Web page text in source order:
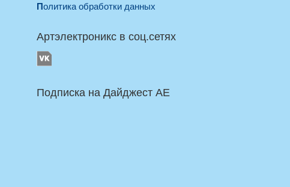
Политика обработки данных
Артэлектроникс в соц.сетях
Подписка на Дайджест AE